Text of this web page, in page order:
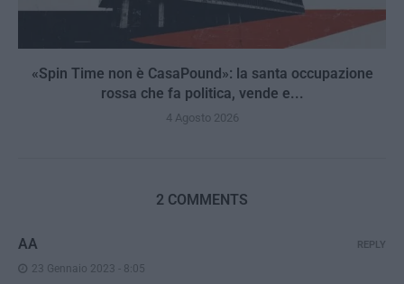
«Spin Time non è CasaPound»: la santa occupazione
rossa che fa politica, vende e...
4 Agosto 2026
2 COMMENTS
AA
23 Gennaio 2023 - 8:05
REPLY